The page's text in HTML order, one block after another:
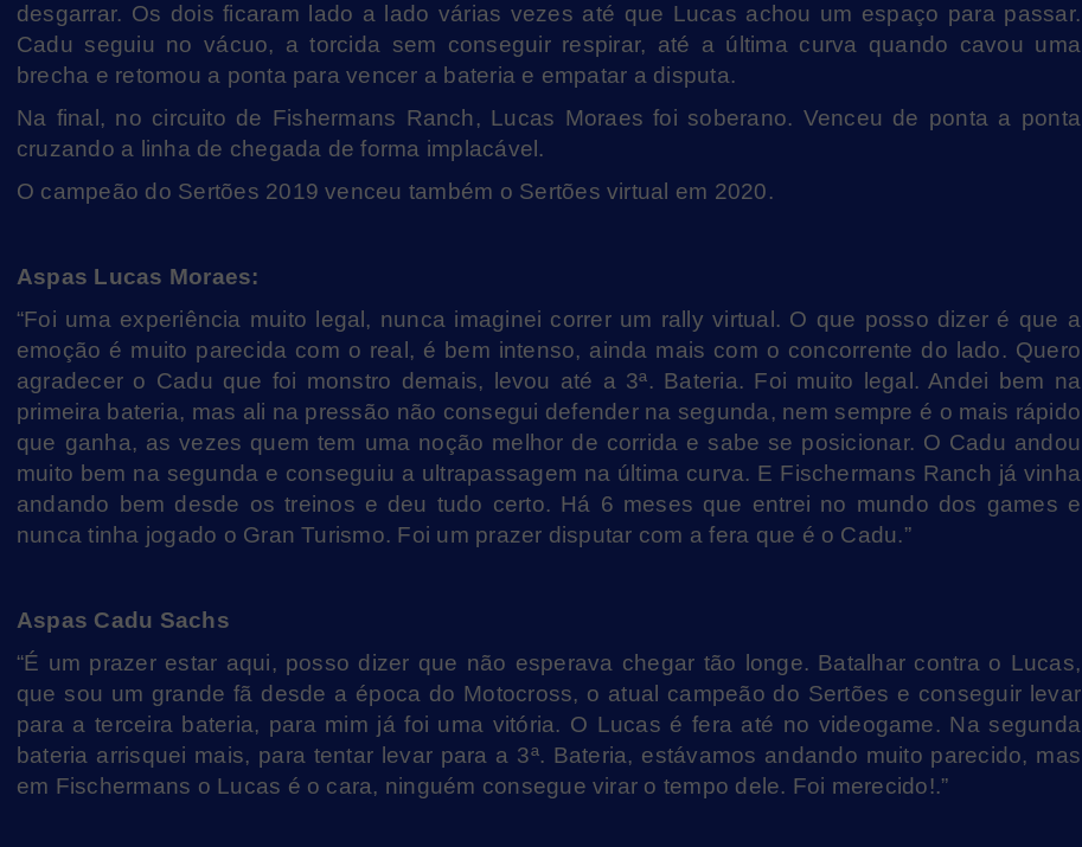
desgarrar. Os dois ficaram lado a lado várias vezes até que Lucas achou um espaço para passar.
Cadu seguiu no vácuo, a torcida sem conseguir respirar, até a última curva quando cavou uma
brecha e retomou a ponta para vencer a bateria e empatar a disputa.
Na final, no circuito de Fishermans Ranch, Lucas Moraes foi soberano. Venceu de ponta a ponta
cruzando a linha de chegada de forma implacável.
O campeão do Sertões 2019 venceu também o Sertões virtual em 2020.
Aspas Lucas Moraes:
“Foi uma experiência muito legal, nunca imaginei correr um rally virtual. O que posso dizer é que a
emoção é muito parecida com o real, é bem intenso, ainda mais com o concorrente do lado. Quero
agradecer o Cadu que foi monstro demais, levou até a 3ª. Bateria. Foi muito legal. Andei bem na
primeira bateria, mas ali na pressão não consegui defender na segunda, nem sempre é o mais rápido
que ganha, as vezes quem tem uma noção melhor de corrida e sabe se posicionar. O Cadu andou
muito bem na segunda e conseguiu a ultrapassagem na última curva. E Fischermans Ranch já vinha
andando bem desde os treinos e deu tudo certo. Há 6 meses que entrei no mundo dos games e
nunca tinha jogado o Gran Turismo. Foi um prazer disputar com a fera que é o Cadu.”
Aspas Cadu Sachs
“É um prazer estar aqui, posso dizer que não esperava chegar tão longe. Batalhar contra o Lucas,
que sou um grande fã desde a época do Motocross, o atual campeão do Sertões e conseguir levar
para a terceira bateria, para mim já foi uma vitória. O Lucas é fera até no videogame. Na segunda
bateria arrisquei mais, para tentar levar para a 3ª. Bateria, estávamos andando muito parecido, mas
em Fischermans o Lucas é o cara, ninguém consegue virar o tempo dele. Foi merecido!.”